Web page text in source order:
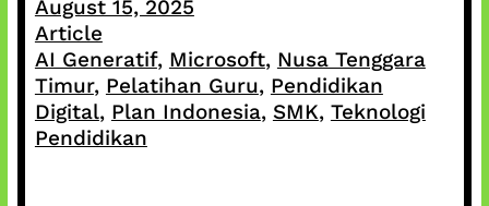
August 15, 2025
Article
AI Generatif, Microsoft, Nusa Tenggara
Timur, Pelatihan Guru, Pendidikan
Digital, Plan Indonesia, SMK, Teknologi
Pendidikan